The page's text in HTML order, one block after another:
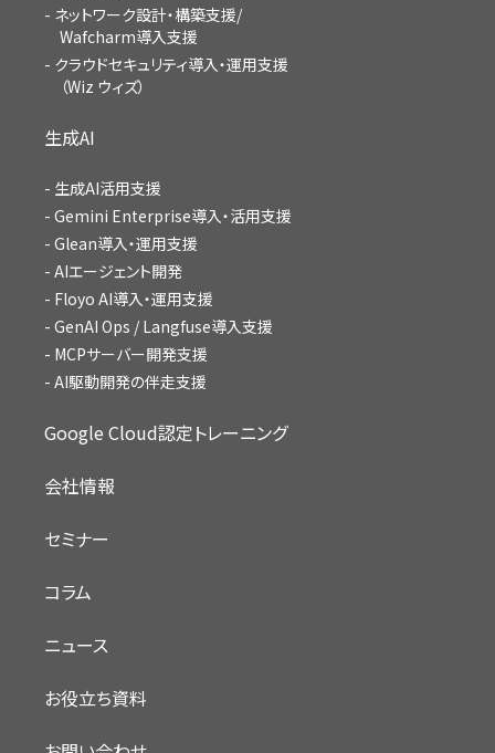
ネットワーク設計・構築支援/
Wafcharm導入支援
クラウドセキュリティ導入・運用支援
（Wiz ウィズ）
生成AI
生成AI活用支援
Gemini Enterprise導入・活用支援
Glean導入・運用支援
AIエージェント開発
Floyo AI導入・運用支援
GenAI Ops / Langfuse導入支援
MCPサーバー開発支援
AI駆動開発の伴走支援
Google Cloud認定トレーニング
会社情報
セミナー
コラム
ニュース
お役立ち資料